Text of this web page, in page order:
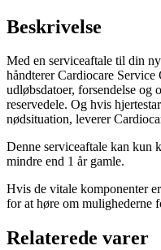
Beskrivelse
Med en serviceaftale til din
håndterer Cardiocare Service
udløbsdatoer, forsendelse og
reservedele. Og hvis
nødsituation, leverer
Denne serviceaftale kan kun
mindre end 1 år gamle.
Hvis de vitale komponenter
for at høre om mulighederne
Relaterede varer